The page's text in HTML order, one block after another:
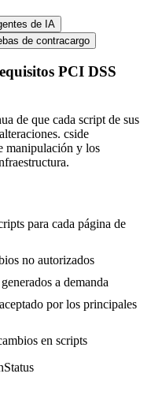
de IA
de contracargo
PCI DSS
de que cada script de sus
cside
manipulación y los
para cada página de
no autorizados
a demanda
por los principales
en scripts
Status